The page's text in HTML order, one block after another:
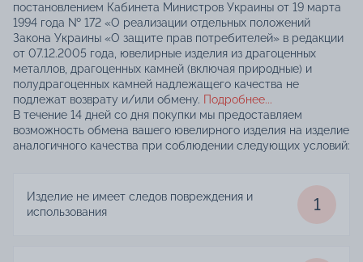
постановлением Кабинета Министров Украины от 19 марта
1994 года № 172 «О реализации отдельных положений
Закона Украины «О защите прав потребителей» в редакции
от 07.12.2005 года, ювелирные изделия из драгоценных
металлов, драгоценных камней (включая природные) и
полудрагоценных камней надлежащего качества не
подлежат возврату и/или обмену. Подробнее...
В течение 14 дней со дня покупки мы предоставляем
возможность обмена вашего ювелирного изделия на изделие
аналогичного качества при соблюдении следующих условий:
Изделие не имеет следов повреждения и
использования
1